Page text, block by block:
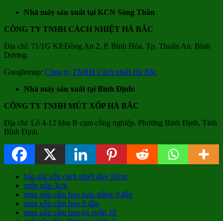
Nhà máy sản xuất tại KCN Sóng Thần
CÔNG TY TNHH CÁCH NHIỆT HÀ BẮC
Địa chỉ: 71/1G KP.Đồng An 2, P. Bình Hòa, Tp. Thuận An, Bình
Dương.
Googlemap: Công ty TNHH Cách nhiệt Hà Bắc
Nhà máy sản xuất tại Bình Định:
CÔNG TY TNHH MÚT XỐP HÀ BẮC
Địa chỉ: Lô 4-12 khu B cụm công nghiệp, Phường Bình Định, Tỉnh
Bình Định.
báo giá xốp cách nhiệt dày 10cm
mốp xốp 3cm
mua xốp cắm hoa màu trắng ở đâu
mua xốp cắm hoa ở đâu
mua xốp cắm hoa tại quận 10